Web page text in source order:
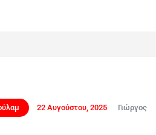
22 Αυγούστου, 2025
Γιώργος